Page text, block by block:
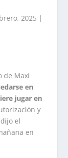
2025 |
de Maxi
en
jugar en
y
el
en